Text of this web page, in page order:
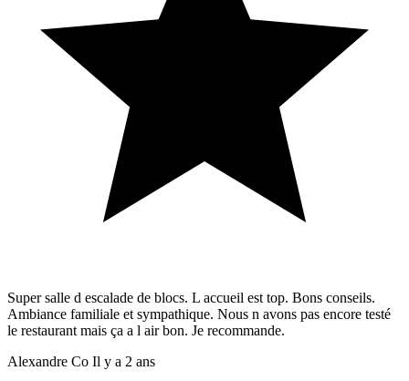
Super salle d escalade de blocs. L accueil est top. Bons conseils.
Ambiance familiale et sympathique. Nous n avons pas encore testé
le restaurant mais ça a l air bon. Je recommande.
Alexandre Co Il y a 2 ans